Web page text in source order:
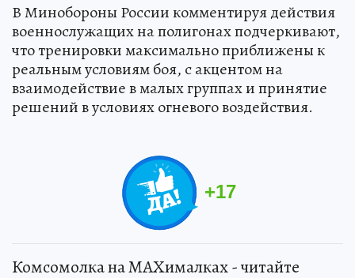
В Минобороны России комментируя действия
военнослужащих на полигонах подчеркивают,
что тренировки максимально приближены к
реальным условиям боя, с акцентом на
взаимодействие в малых группах и принятие
решений в условиях огневого воздействия.
+17
Комсомолка на MAXималках - читайте